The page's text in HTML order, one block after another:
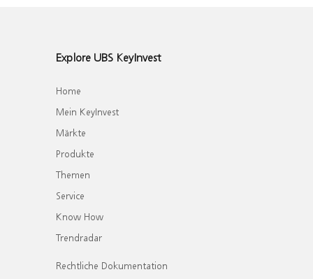
Explore UBS KeyInvest
Home
Mein KeyInvest
Märkte
Produkte
Themen
Service
Know How
Trendradar
Rechtliche Dokumentation